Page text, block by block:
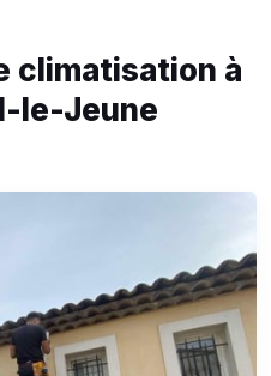
climatisation à
le-Jeune